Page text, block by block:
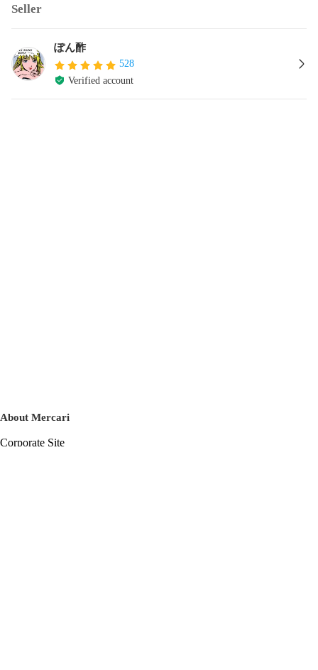
Seller
ぽん酢
528
Verified account
About Mercari
Corporate Site